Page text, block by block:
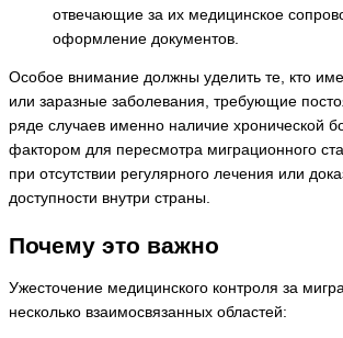
отвечающие за их медицинское
оформление документов.
Особое внимание должны уделить те, кто
или заразные заболевания, требующие
ряде случаев именно наличие хронической
фактором для пересмотра миграционного
при отсутствии регулярного лечения или
доступности внутри страны.
Почему это важно
Ужесточение медицинского контроля за
несколько взаимосвязанных областей: